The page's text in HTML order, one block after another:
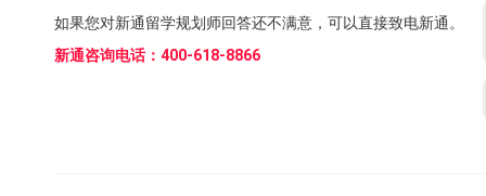
如果您对新通留学规划师回答还不满意，可以直接致电新通。
新通咨询电话：400-618-8866